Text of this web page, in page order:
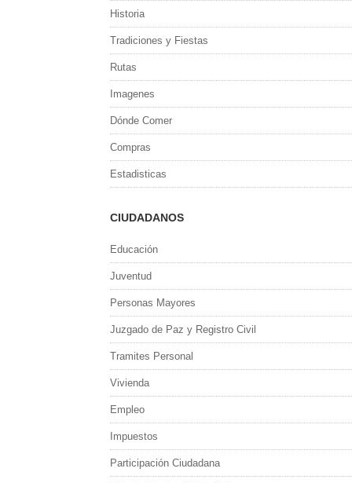
Historia
Tradiciones y Fiestas
Rutas
Imagenes
Dónde Comer
Compras
Estadisticas
CIUDADANOS
Educación
Juventud
Personas Mayores
Juzgado de Paz y Registro Civil
Tramites Personal
Vivienda
Empleo
Impuestos
Participación Ciudadana